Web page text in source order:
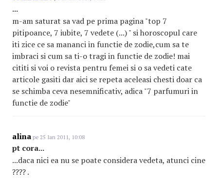
...
m-am saturat sa vad pe prima pagina "top 7
pitipoance, 7 iubite, 7 vedete (...) " si horoscopul care
iti zice ce sa mananci in functie de zodie,cum sa te
imbraci si cum sa ti-o tragi in functie de zodie! mai
cititi si voi o revista pentru femei si o sa vedeti cate
articole gasiti dar aici se repeta aceleasi chesti doar ca
se schimba ceva nesemnificativ, adica "7 parfumuri in
functie de zodie"
alina pe 25 Ian 2011, 10:08
pt cora...
...daca nici ea nu se poate considera vedeta, atunci cine
???? .